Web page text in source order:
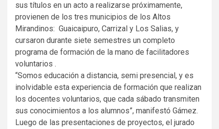
sus títulos en un acto a realizarse próximamente,
provienen de los tres municipios de los Altos
Mirandinos: Guaicaipuro, Carrizal y Los Salias, y
cursaron durante siete semestres un completo
programa de formación de la mano de facilitadores
voluntarios .
“Somos educación a distancia, semi presencial, y es
inolvidable esta experiencia de formación que realizan
los docentes voluntarios, que cada sábado transmiten
sus conocimientos a los alumnos”, manifestó Gámez.
Luego de las presentaciones de proyectos, el jurado